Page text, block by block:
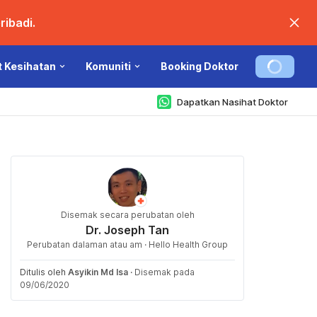
Kesihatan Komuniti Booking Doktor
Dapatkan Nasihat Doktor
Disemak secara perubatan oleh
Dr. Joseph Tan
Perubatan dalaman atau am · Hello Health Group
Ditulis oleh Asyikin Md Isa · Disemak pada
09/06/2020